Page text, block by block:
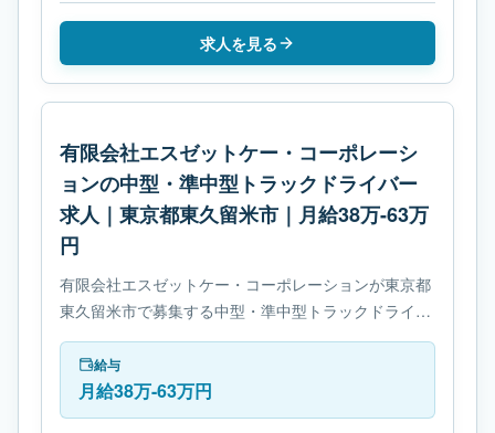
求人を見る
有限会社エスゼットケー・コーポレーシ
ョンの中型・準中型トラックドライバー
求人｜東京都東久留米市｜月給38万-63万
円
有限会社エスゼットケー・コーポレーションが東京都
東久留米市で募集する中型・準中型トラックドライバ
ー求人です。使用車種は中型トラックです。必要免許
は- 8トン限定中型自動車免許です。
給与
月給38万-63万円